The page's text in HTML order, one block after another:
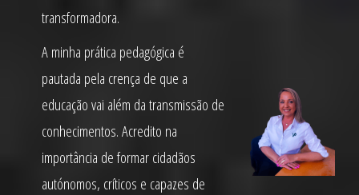
transformadora.
A minha prática pedagógica é
pautada pela crença de que a
educação vai além da transmissão de
conhecimentos. Acredito na
importância de formar cidadãos
autónomos, críticos e capazes de